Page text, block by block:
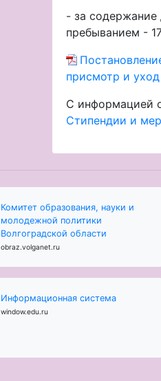
- за содержание
пребыванием -
присмотр и
С информацией
Стипендии и
Комитет образования, науки и
молодежной политики
Волгоградской области
obraz.volganet.ru
Информационная система
window.edu.ru